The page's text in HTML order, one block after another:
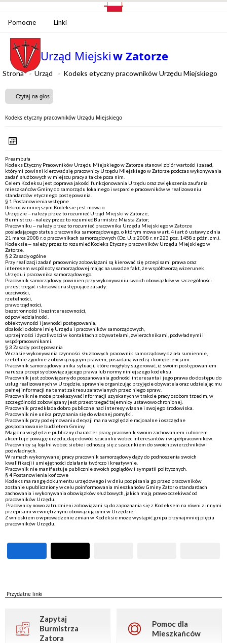
Pomocne Linki
Urząd Miejskiw Zatorze
Strona Urząd Kodeks etyczny pracowników Urzędu Miejskiego
Czytaj na głos
Kodeks etyczny pracowników Urzędu Miejskiego
Preambuła
Kodeks Etyczny Pracowników Urzędu Miejskiego w Zatorze stanowi zbiór wartości i zasad,
którymi powinni kierować się pracownicy Urzędu Miejskiego w Zatorze podczas wykonywania
zadań służbowych w miejscu pracy a także poza nim.
Celem Kodeksu jest poprawa jakości funkcjonowania Urzędu oraz zwiększenia zaufania
mieszkańców Gminy do samorządu lokalnego i wsparcie pracowników w realizowaniu
standardów etycznego postępowania.
§ 1 Postanowienia wstępne
Ilekroć w niniejszym Kodeksie jest mowa o:
Urzędzie – należy przez to rozumieć Urząd Miejski w Zatorze;
Burmistrzu - należy przez to rozumieć Burmistrz Miasta Zator;
Pracowniku – należy przez to rozumieć pracownika Urzędu Miejskiego w Zatorze
posiadającego status pracownika samorządowego, o którym mowa w art. 4 i art 6 ustawy z dnia
21 marca 2008 r. o pracownikach samorządowych (Dz. U. z 2008 r. nr 223 poz. 1458 z późn. zm.).
Kodeksie – należy przez to rozumieć Kodeks Etyczny pracowników Urzędu Miejskiego w
Zatorze.
§ 2 Zasady ogólne
Przy realizacji zadań pracownicy zobowiązani są kierować się przepisami prawa oraz
interesem wspólnoty samorządowej mając na uwadze fakt, że współtworzą wizerunek
Urzędu i pracownika samorządowego.
Pracownik samorządowy powinien przy wykonywaniu swoich obowiązków w szczególności
przestrzegać i stosować następujące zasady:
uczciwości,
rzetelności,
praworządności,
bezstronności i bezinteresowności,
odpowiedzialności,
obiektywności i jawności postępowania,
dbałości o dobre imię Urzędu i pracowników samorządowych,
uprzejmości i życzliwości w kontaktach z obywatelami, zwierzchnikami, podwładnymi i
współpracownikami.
§ 3 Zasady postępowania
W czasie wykonywania czynności służbowych pracownik samorządowy działa sumiennie,
rzetelnie zgodnie z obowiązującym prawem, posiadaną wiedzą i kompetencjami.
Pracownik samorządowy unika sytuacji, które mogłyby sugerować, iż swoim postępowaniem
narusza przepisy obowiązującego prawa lub normy niniejszego kodeksu
Pracownik jest zobowiązany do poszanowania godności interesanta i jego prawa do dostępu do
usług realizowanych w Urzędzie, sprawnie organizując przyjęcie obywatela oraz udzielając mu
pełnej informacji na temat zakresu załatwianych przez niego spraw.
Pracownik nie może przekazywać informacji uzyskanych w trakcie pracy osobom trzecim, w
szczególności zobowiązany jest przestrzegać tajemnicy ustawowo chronionej.
Pracownik przedkłada dobro publiczne nad interesy własne i swojego środowiska.
Pracownik nie unika przyznania się do własnej pomyłki.
Pracownik przy podejmowaniu decyzji ma na względzie racjonalne i oszczędne
gospodarowanie budżetem Gminy.
Mając na względzie publiczny charakter pracy, pracownik swoim zachowaniem i ubiorem
akcentuje powagę urzędu, daje dowód szacunku wobec interesantów i współpracowników.
Pracownicy są lojalni wobec siebie i odnoszą się z szacunkiem do swoich zwierzchników i
podwładnych.
W ramach wykonywanej pracy pracownik samorządowy dąży do podnoszenia swoich
kwalifikacji i umiejętności działania twórczo i kreatywnie.
Pracownik nie manifestuje publicznie swoich poglądów i sympatii politycznych.
§ 4 Postanowienia końcowe
Kodeks ma rangę dokumentu urzędowego i w dniu podpisania go przez pracowników
zostanie upubliczniony w celu poinformowania mieszkańców Gminy Zator o standardach
zachowania i wykonywania obowiązków służbowych, jakich mają prawo oczekiwać od
pracowników Urzędu.
Pracownicy nowo zatrudnieni zobowiązani są do zapoznania się z Kodeksem na równi z innymi
przepisami wewnętrznymi obowiązującymi w Urzędzie.
Z wnioskiem o wprowadzenie zmian w Kodeksie może wystąpić grupa przynajmniej pięciu
pracowników Urzędu.
Przydatne linki
Zapytaj
Burmistrza
Zatora
Pomoc dla
Mieszkańców